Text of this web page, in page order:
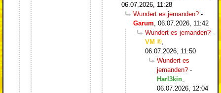
06.07.2026, 11:28
Wundert es jemanden? -
Garum 06.07.2026, 11:42
Wundert es jemanden? -
VM
06.07.2026, 11:50
Wundert es
jemanden? -
Harl3kin
06.07.2026, 12:04